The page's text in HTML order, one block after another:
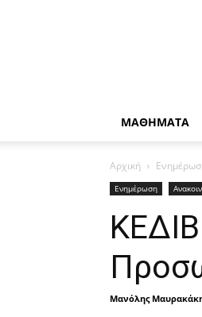
ΜΑΘΗΜΑΤΑ
Αρχική
Ενημέρωση
Μανόλης